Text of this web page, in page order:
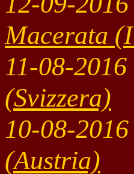
Macerata
11-08-
(Svizzera)
10-08-
(Austria)